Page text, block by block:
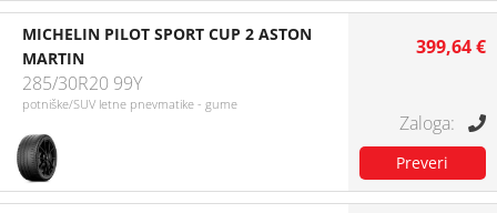
MICHELIN PILOT SPORT CUP 2 ASTON
MARTIN
285/30R20 99Y
potniške/SUV letne pnevmatike - gume
399,64 €